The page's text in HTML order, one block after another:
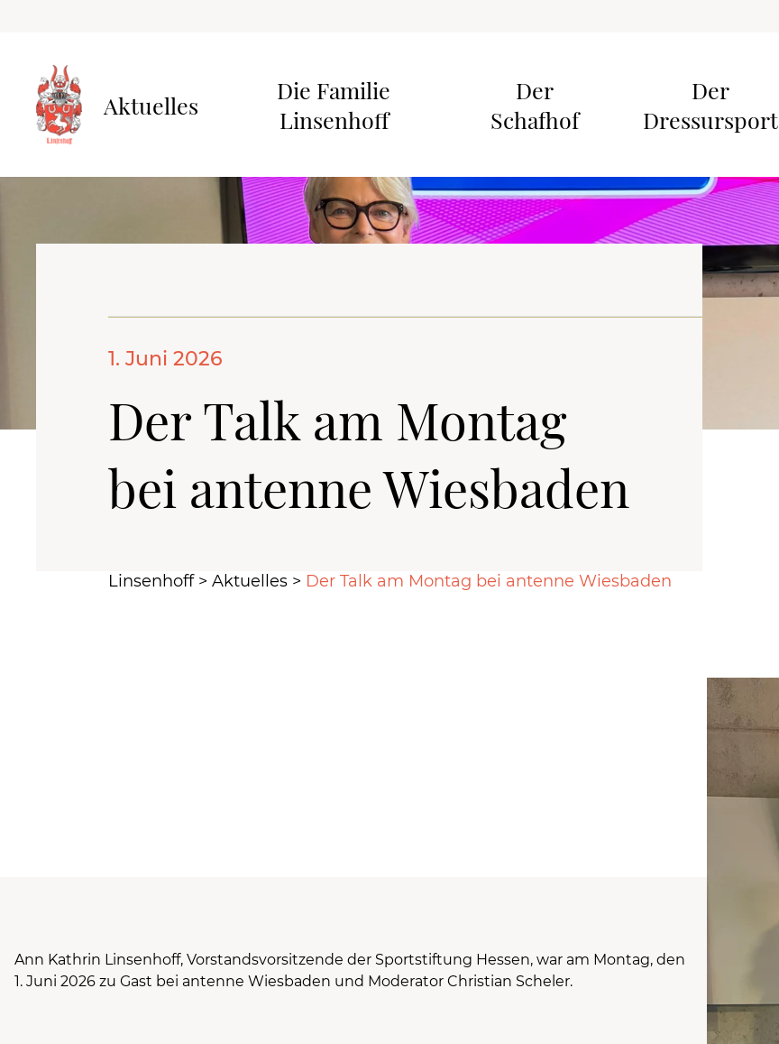
Aktuelles
Die Familie
Linsenhoff
Der
Schafhof
Der
Dressursport
1. Juni 2026
Der Talk am Montag
bei antenne Wiesbaden
Linsenhoff> Aktuelles > Der Talk am Montag bei antenne Wiesbaden
Ann Kathrin Linsenhoff, Vorstandsvorsitzende der Sportstiftung Hessen, war am Montag, den
1. Juni 2026 zu Gast bei antenne Wiesbaden und Moderator Christian Scheler.